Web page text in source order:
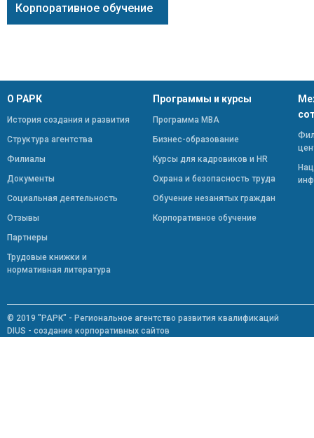
Корпоративное обучение
О РАРК
История создания и развития
Структура агентства
Филиалы
Документы
Социальная деятельность
Отзывы
Партнеры
Трудовые книжки и
нормативная литература
Программы и курсы
Программа МВА
Бизнес-образование
Курсы для кадровиков и HR
Охрана и безопасность труда
Обучение незанятых граждан
Корпоративное обучение
© 2019 "РАРК" - Региональное агентство развития квалификаций
DIUS - создание корпоративных сайтов